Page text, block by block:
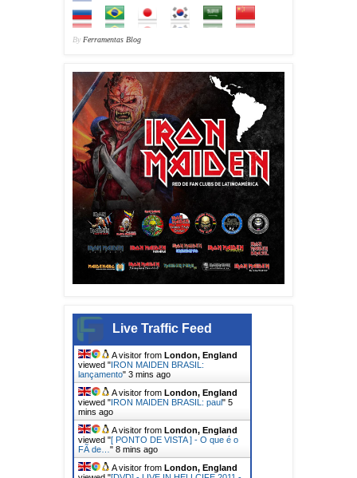
By Ferramentas Blog
Live Traffic Feed
A visitor from London, England
viewed "IRON MAIDEN BRASIL:
lançamento" 3 mins ago
A visitor from London, England
viewed "IRON MAIDEN BRASIL: paul" 5
mins ago
A visitor from London, England
viewed "[ PONTO DE VISTA ] - O que é o
FÃ de… " 8 mins ago
A visitor from London, England